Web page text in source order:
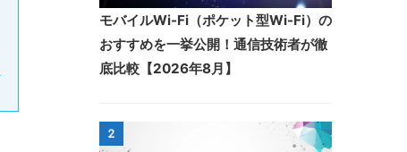
モバイルWi-Fi（ポケット型Wi-Fi）の
おすすめを一挙公開！通信技術者が徹
底比較【2026年8月】
2